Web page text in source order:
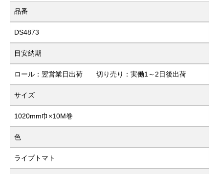
品番
DS4873
目安納期
ロール：翌営業日出荷 切り売り：実働1～2日後出荷
サイズ
1020mm巾×10M巻
色
ライプトマト